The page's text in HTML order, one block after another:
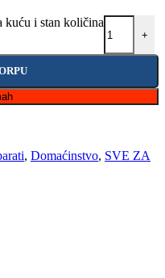
kuću i stan količina
+
, Domaćinstvo, SVE ZA